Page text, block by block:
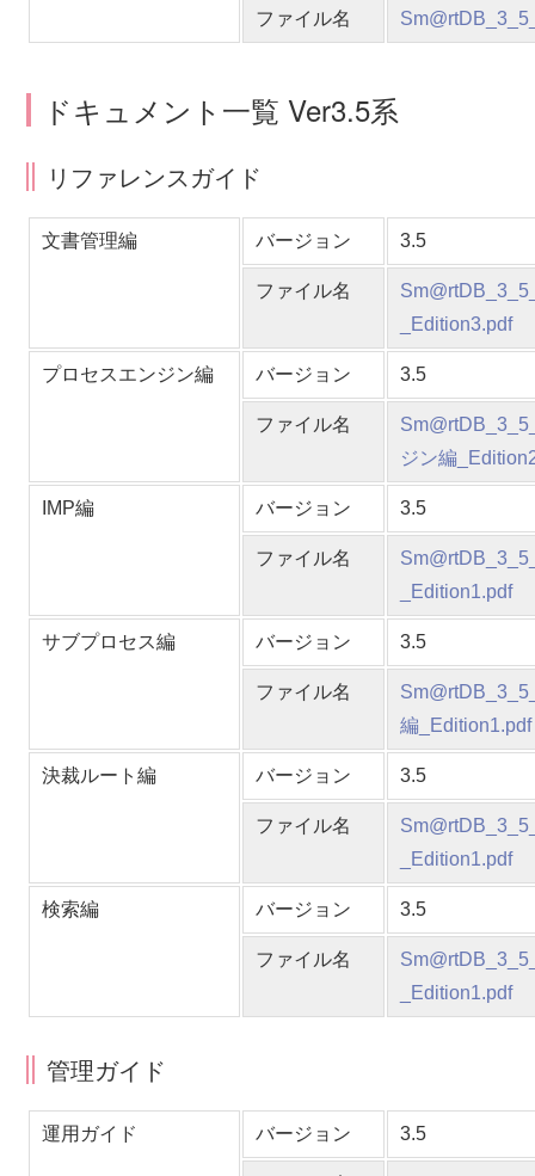
ファイル名
ドキュメント一覧 Ver3.5系
リファレンスガイド
文書管理編 バージョン 3.5
ファイル名
_Edition3.pdf
プロセスエンジン編 バージョン 3.5
ファイル名
ジン編
IMP編 バージョン 3.5
ファイル名
_Edition1.pdf
サブプロセス編 バージョン 3.5
ファイル名
編_Edition1.pdf
決裁ルート編 バージョン 3.5
ファイル名
_Edition1.pdf
検索編 バージョン 3.5
ファイル名
_Edition1.pdf
管理ガイド
運用ガイド バージョン 3.5